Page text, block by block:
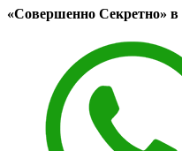
«Совершенно Секретно» в